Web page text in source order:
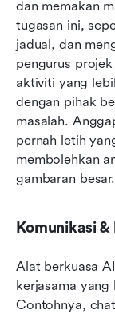
dan memakan
tugasan ini,
jadual, dan
pengurus
aktiviti yang
dengan pihak
masalah.
pernah letih
membolehkan
gambaran besar.
Komunikasi
Alat berkuasa
kerjasama
Contohnya,